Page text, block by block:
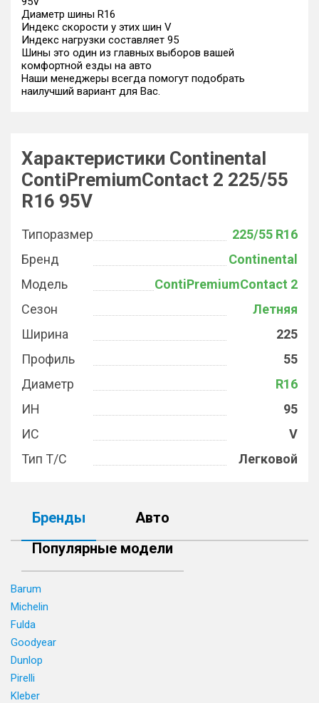
Диаметр шины R16
Индекс скорости у этих шин V
Индекс нагрузки составляет 95
Шины это один из главных выборов вашей
комфортной езды на авто
Наши менеджеры всегда помогут подобрать
наилучший вариант для Вас.
Характеристики Continental
ContiPremiumContact 2 225/55
R16 95V
Типоразмер
225/55 R16
Бренд
Continental
Модель
ContiPremiumContact 2
Сезон
Летняя
Ширина
225
Профиль
55
Диаметр
R16
ИН
95
ИС
V
Тип Т/С
Легковой
Бренды
Авто
Популярные модели
Barum
Michelin
Fulda
Goodyear
Dunlop
Pirelli
Kleber